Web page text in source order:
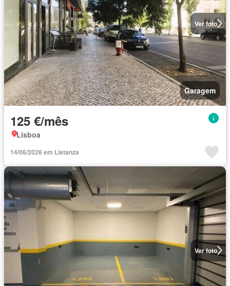
Ver foto
Garagem
125 €/mês
Lisboa
14/06/2026 em Listanza
Ver foto